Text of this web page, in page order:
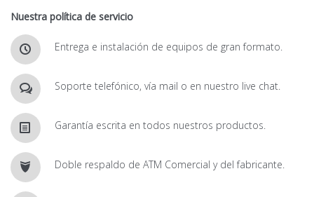
Nuestra política de servicio
Entrega e instalación de equipos de gran formato.
Soporte telefónico, vía mail o en nuestro live chat.
Garantía escrita en todos nuestros productos.
Doble respaldo de ATM Comercial y del fabricante.